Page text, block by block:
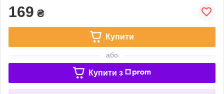
169 ₴
Купити
або
Купити з